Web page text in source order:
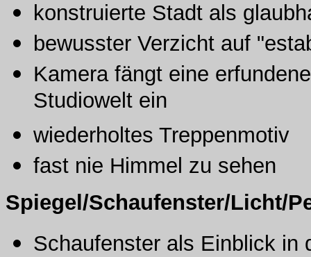
konstruierte Stadt als
bewusster Verzicht auf
Kamera fängt eine
Studiowelt ein
wiederholtes Treppenmotiv
fast nie Himmel zu sehen
Spiegel/Schaufenster/Licht/
Schaufenster als Einblick in